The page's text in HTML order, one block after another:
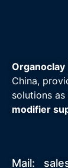
China,
solutions
modifier
Mail: